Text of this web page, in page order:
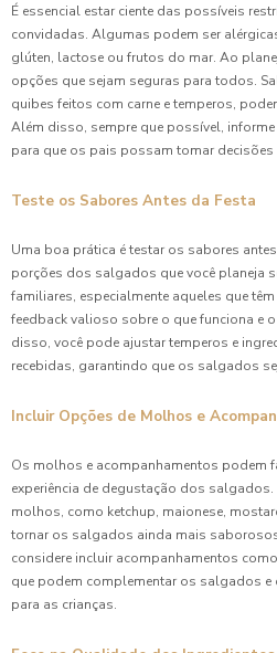
É essencial estar ciente das possíveis
convidadas. Algumas podem ser
glúten, lactose ou frutos do mar. Ao
opções que sejam seguras para todos.
quibes feitos com carne e temperos,
Além disso, sempre que possível,
para que os pais possam tomar
Teste os Sabores Antes da Festa
Uma boa prática é testar os sabores
porções dos salgados que você planeja
familiares, especialmente aqueles que
feedback valioso sobre o que funciona e
disso, você pode ajustar temperos e
recebidas, garantindo que os salgados
Incluir Opções de Molhos e
Os molhos e acompanhamentos podem
experiência de degustação dos salgados.
molhos, como ketchup, maionese,
tornar os salgados ainda mais
considere incluir acompanhamentos
que podem complementar os salgados e
para as crianças.